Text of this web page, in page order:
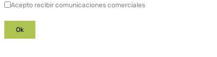
Acepto recibir comunicaciones comerciales